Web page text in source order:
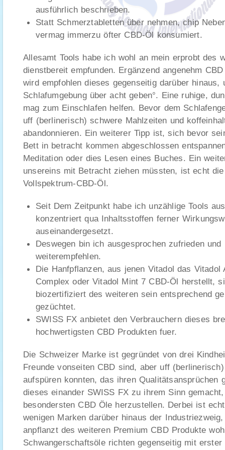
ausführlich beschrieben.
Statt Schmerztabletten über nehmen, chip
vermag immerzu öfter CBD-Öl konsumiert.
Allesamt Tools habe ich wohl an mein erprobt des
dienstbereit empfunden. Ergänzend angenehm
wird empfohlen dieses gegenseitig darüber hinaus,
Schlafumgebung über acht geben°. Eine ruhige,
mag zum Einschlafen helfen. Bevor dem
uff (berlinerisch) schwere Mahlzeiten und
abandonnieren. Ein weiterer Tipp ist, sich bevor
Bett in betracht kommen abgeschlossen
Meditation oder dies Lesen eines Buches. Ein
unsereins mit Betracht ziehen müssten, ist echt
Vollspektrum-CBD-Öl.
Seit Dem Zeitpunkt habe ich unzählige Tools
konzentriert qua Inhaltsstoffen ferner
auseinandergesetzt.
Deswegen bin ich ausgesprochen zufrieden
weiterempfehlen.
Die Hanfpflanzen, aus jenen Vitadol das Vitadol
Complex oder Vitadol Mint 7 CBD-Öl herstellt,
biozertifiziert des weiteren sein entsprechend
gezüchtet.
SWISS FX anbietet den Verbrauchern dieses
hochwertigsten CBD Produkten fuer.
Die Schweizer Marke ist gegründet von drei
Freunde vonseiten CBD sind, aber uff
aufspüren konnten, das ihren Qualitätsansprüchen
dieses einander SWISS FX zu ihrem Sinn
besondersten CBD Öle herzustellen. Derbei ist
wenigen Marken darüber hinaus der
anpflanzt des weiteren Premium CBD Produkte
Schwangerschaftsöle richten gegenseitig mit